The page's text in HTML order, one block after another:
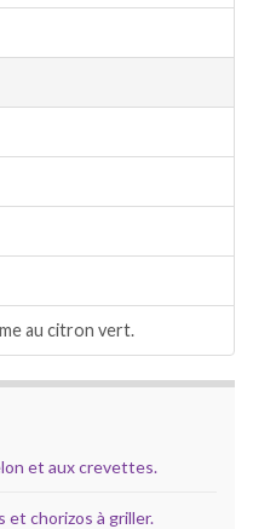
au citron vert.
et aux crevettes.
et chorizos à griller.